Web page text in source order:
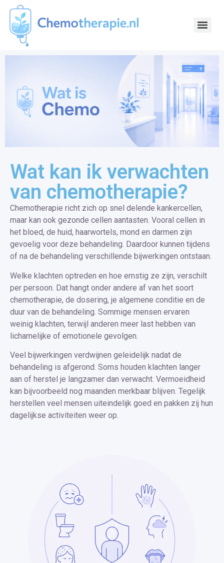
Wat kan ik verwachten
van chemotherapie?
Chemotherapie richt zich op snel delende kankercellen,
maar kan ook gezonde cellen aantasten. Vooral cellen in
het bloed, de huid, haarwortels, mond en darmen zijn
gevoelig voor deze behandeling. Daardoor kunnen tijdens
of na de behandeling verschillende bijwerkingen ontstaan.
Welke klachten optreden en hoe ernstig ze zijn, verschilt
per persoon. Dat hangt onder andere af van het soort
chemotherapie, de dosering, je algemene conditie en de
duur van de behandeling. Sommige mensen ervaren
weinig klachten, terwijl anderen meer last hebben van
lichamelijke of emotionele gevolgen.
Veel bijwerkingen verdwijnen geleidelijk nadat de
behandeling is afgerond. Soms houden klachten langer
aan of herstel je langzamer dan verwacht. Vermoeidheid
kan bijvoorbeeld nog maanden merkbaar blijven. Tegelijk
herstellen veel mensen uiteindelijk goed en pakken zij hun
dagelijkse activiteiten weer op.